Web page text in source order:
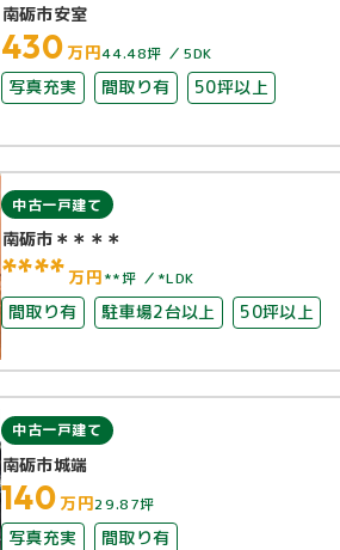
南砺市安室
430万円44.48坪 5DK
写真充実 間取り有 50坪以上
中古一戸建て
南砺市＊＊＊＊
****万円**坪 *LDK
間取り有 駐車場2台以上 50坪以上
中古一戸建て
南砺市城端
140万円29.87坪
写真充実 間取り有